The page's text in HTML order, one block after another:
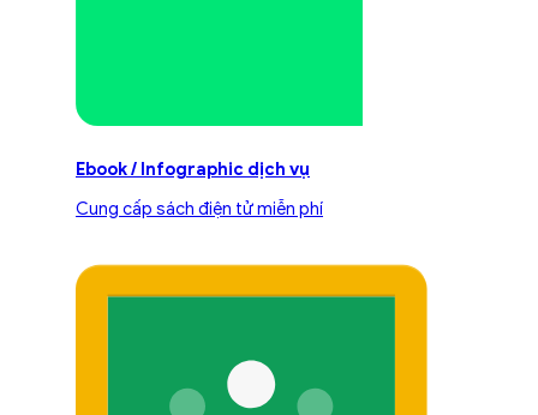
Ebook / Infographic dịch vụ
Cung cấp sách điện tử miễn phí